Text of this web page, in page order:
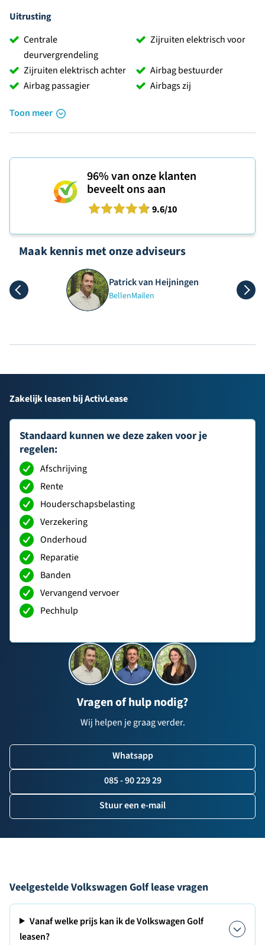
Uitrusting
Centrale
deurvergrendeling
Zijruiten elektrisch voor
Zijruiten elektrisch achter
Airbag bestuurder
Airbag passagier
Airbags zij
Toon meer
96%van onze klanten
beveelt ons aan
9.6/10
Maak kennis met onze adviseurs
Patrick van Heijningen
BellenMailen
Zakelijk leasen bij ActivLease
Standaard kunnen we deze zaken voor je
regelen:
Afschrijving
Rente
Houderschapsbelasting
Verzekering
Onderhoud
Reparatie
Banden
Vervangend vervoer
Pechhulp
Vragen of hulp nodig?
Wij helpen je graag verder.
Whatsapp
085 - 90 229 29
Stuur een e-mail
Veelgestelde Volkswagen Golf lease vragen
Vanaf welke prijs kan ik de Volkswagen Golf
leasen?